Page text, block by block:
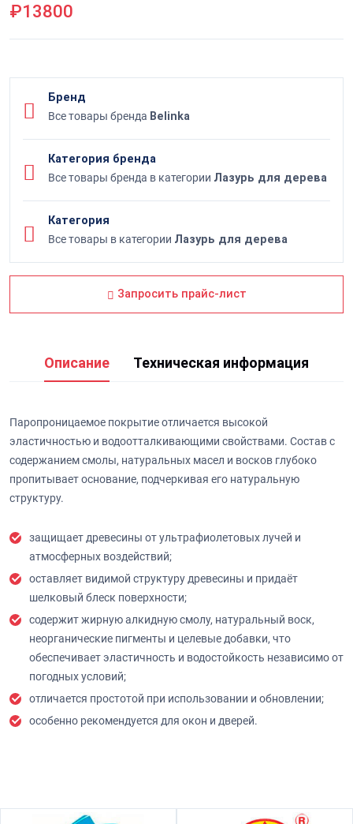
₽13800
Бренд
Все товары бренда Belinka
Категория бренда
Все товары бренда в категории Лазурь для дерева
Категория
Все товары в категории Лазурь для дерева
Запросить прайс-лист
Описание Техническая информация
Паропроницаемое покрытие отличается высокой
эластичностью и водоотталкивающими свойствами. Состав с
содержанием смолы, натуральных масел и восков глубоко
пропитывает основание, подчеркивая его натуральную
структуру.
защищает древесины от ультрафиолетовых лучей и
атмосферных воздействий;
оставляет видимой структуру древесины и придаёт
шелковый блеск поверхности;
содержит жирную алкидную смолу, натуральный воск,
неорганические пигменты и целевые добавки, что
обеспечивает эластичность и водостойкость независимо от
погодных условий;
отличается простотой при использовании и обновлении;
особенно рекомендуется для окон и дверей.